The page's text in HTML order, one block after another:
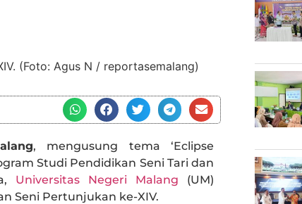
, mengusung tema ‘Eclipse
Studi Pendidikan Seni Tari dan
Universitas Negeri Malang (UM)
Seni Pertunjukan ke-XIV.